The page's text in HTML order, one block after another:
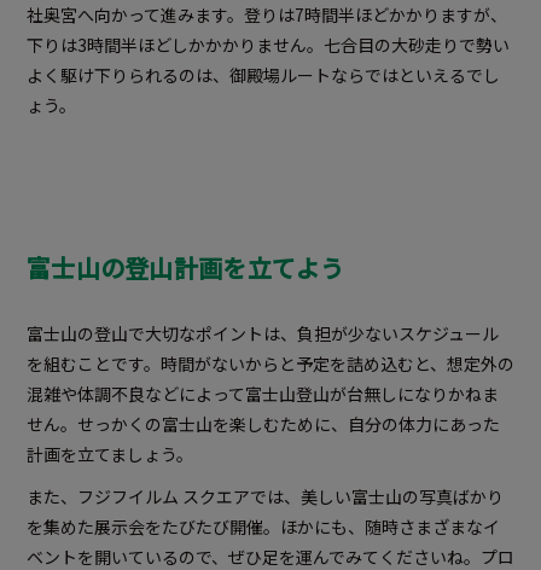
社奥宮へ向かって進みます。登りは7時間半ほどかかりますが、
下りは3時間半ほどしかかかりません。七合目の大砂走りで勢い
よく駆け下りられるのは、御殿場ルートならではといえるでし
ょう。
富士山の登山計画を立てよう
富士山の登山で大切なポイントは、負担が少ないスケジュール
を組むことです。時間がないからと予定を詰め込むと、想定外の
混雑や体調不良などによって富士山登山が台無しになりかねま
せん。せっかくの富士山を楽しむために、自分の体力にあった
計画を立てましょう。
また、フジフイルム スクエアでは、美しい富士山の写真ばかり
を集めた展示会をたびたび開催。ほかにも、随時さまざまなイ
ベントを開いているので、ぜひ足を運んでみてくださいね。プロ